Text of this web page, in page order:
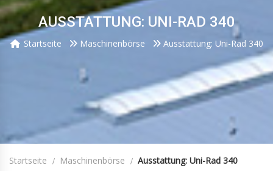
AUSSTATTUNG: UNI-RAD 340
Startseite Maschinenbörse Ausstattung: Uni-Rad 340
Startseite Maschinenbörse Ausstattung: Uni-Rad 340